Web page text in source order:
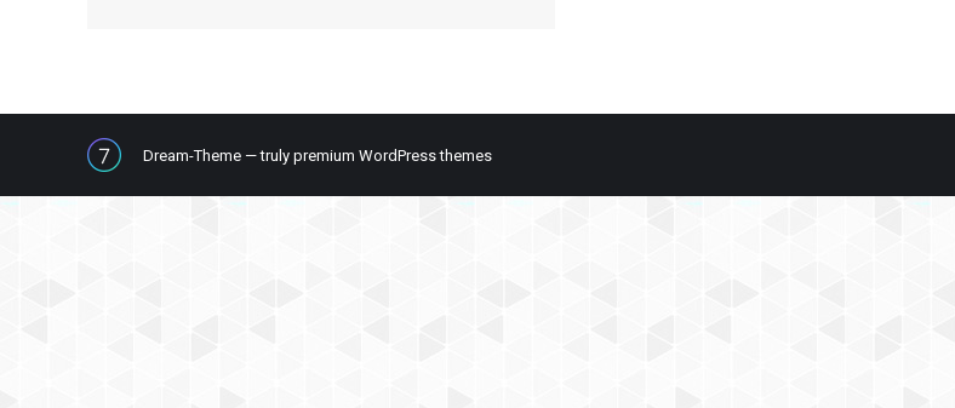
Dream-Theme — truly premium WordPress themes